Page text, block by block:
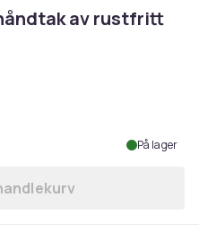
av rustfritt
På lager
Legg Tannspeil med langt